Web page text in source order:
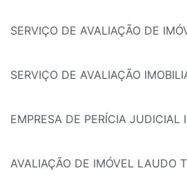
SERVIÇO DE AVALIAÇÃO DE
SERVIÇO DE AVALIAÇÃO
EMPRESA DE PERÍCIA JUDICIAL
AVALIAÇÃO DE IMÓVEL LAUDO